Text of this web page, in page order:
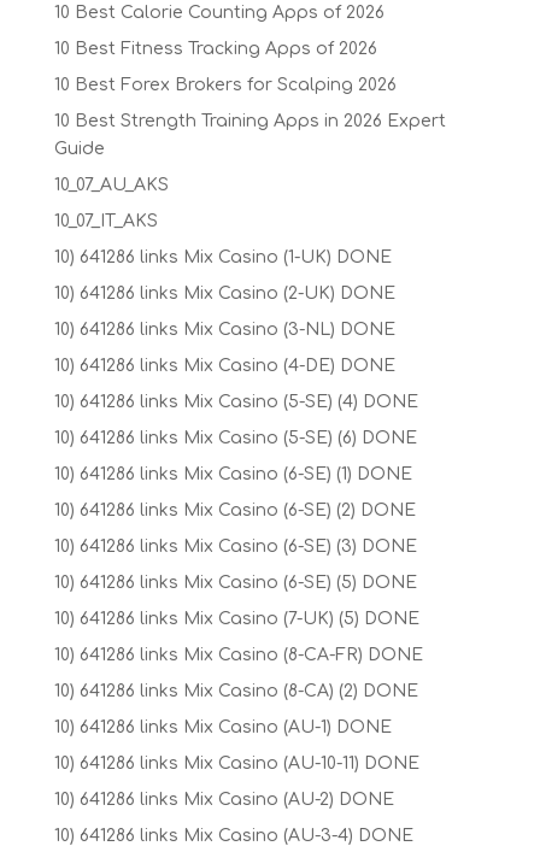
10 Best Calorie Counting Apps of 2026
10 Best Fitness Tracking Apps of 2026
10 Best Forex Brokers for Scalping 2026
10 Best Strength Training Apps in 2026 Expert
Guide
10_07_AU_AKS
10_07_IT_AKS
10) 641286 links Mix Casino (1-UK) DONE
10) 641286 links Mix Casino (2-UK) DONE
10) 641286 links Mix Casino (3-NL) DONE
10) 641286 links Mix Casino (4-DE) DONE
10) 641286 links Mix Casino (5-SE) (4) DONE
10) 641286 links Mix Casino (5-SE) (6) DONE
10) 641286 links Mix Casino (6-SE) (1) DONE
10) 641286 links Mix Casino (6-SE) (2) DONE
10) 641286 links Mix Casino (6-SE) (3) DONE
10) 641286 links Mix Casino (6-SE) (5) DONE
10) 641286 links Mix Casino (7-UK) (5) DONE
10) 641286 links Mix Casino (8-CA-FR) DONE
10) 641286 links Mix Casino (8-CA) (2) DONE
10) 641286 links Mix Casino (AU-1) DONE
10) 641286 links Mix Casino (AU-10-11) DONE
10) 641286 links Mix Casino (AU-2) DONE
10) 641286 links Mix Casino (AU-3-4) DONE